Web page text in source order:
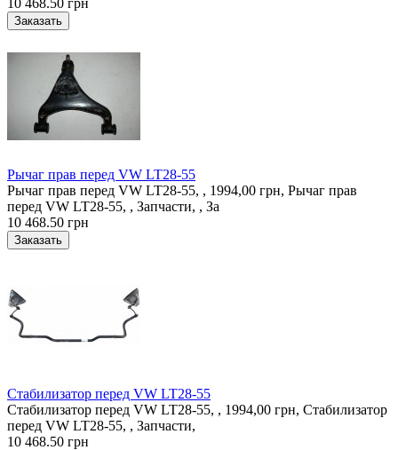
Рычаг прав перед VW LT28-55
Рычаг прав перед VW LT28-55, , 1994,00 грн, Рычаг прав
перед VW LT28-55, , Запчасти, , За
10 468.50 грн
Стабилизатор перед VW LT28-55
Стабилизатор перед VW LT28-55, , 1994,00 грн, Стабилизатор
перед VW LT28-55, , Запчасти,
10 468.50 грн